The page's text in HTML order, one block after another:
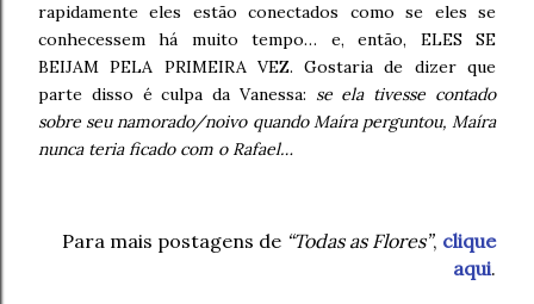
rapidamente eles estão conectados como se eles se
conhecessem há muito tempo… e, então, ELES SE
BEIJAM PELA PRIMEIRA VEZ. Gostaria de dizer que
parte disso é culpa da Vanessa: se ela tivesse contado
sobre seu namorado/noivo quando Maíra perguntou, Maíra
nunca teria ficado com o Rafael…
Para mais postagens de “Todas as Flores”, clique
aqui.